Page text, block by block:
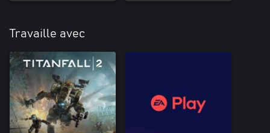
Travaille avec